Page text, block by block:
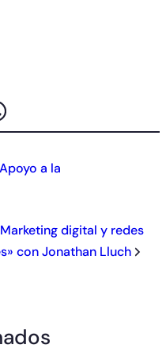
a la
digital y redes
con Jonathan Lluch